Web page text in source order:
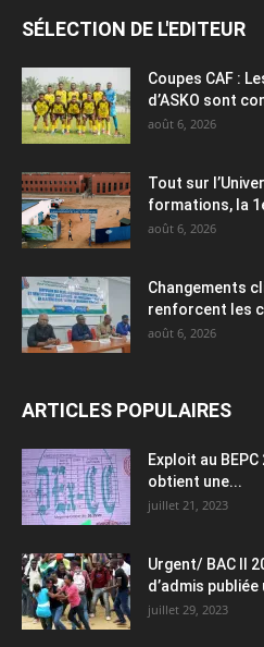
SÉLECTION DE L'EDITEUR
Coupes CAF :
d’ASKO sont
août 6, 2026
Tout sur
formations, la
août 6, 2026
Changements
renforcent les
août 6, 2026
ARTICLES POPULAIRES
Exploit au
obtient une...
juillet 21, 2023
Urgent/ BAC II
d’admis
juillet 29, 2023